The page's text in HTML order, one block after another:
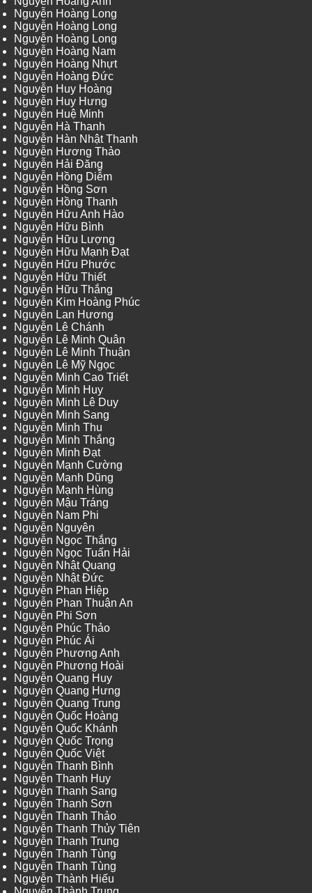
Nguyễn Hoàng Long
Nguyễn Hoàng Long
Nguyễn Hoàng Long
Nguyễn Hoàng Nam
Nguyễn Hoàng Nhựt
Nguyễn Hoàng Đức
Nguyễn Huy Hoàng
Nguyễn Huy Hưng
Nguyễn Huệ Minh
Nguyễn Hà Thanh
Nguyễn Hàn Nhật Thanh
Nguyễn Hương Thảo
Nguyễn Hải Đăng
Nguyễn Hồng Diễm
Nguyễn Hồng Sơn
Nguyễn Hồng Thanh
Nguyễn Hữu Anh Hào
Nguyễn Hữu Bình
Nguyễn Hữu Lượng
Nguyễn Hữu Mạnh Đạt
Nguyễn Hữu Phước
Nguyễn Hữu Thiết
Nguyễn Hữu Thắng
Nguyễn Kim Hoàng Phúc
Nguyễn Lan Hương
Nguyễn Lê Chánh
Nguyễn Lê Minh Quân
Nguyễn Lê Minh Thuận
Nguyễn Lê Mỹ Ngọc
Nguyễn Minh Cao Triết
Nguyễn Minh Huy
Nguyễn Minh Lê Duy
Nguyễn Minh Sang
Nguyễn Minh Thu
Nguyễn Minh Thắng
Nguyễn Minh Đạt
Nguyễn Mạnh Cường
Nguyễn Mạnh Dũng
Nguyễn Mạnh Hùng
Nguyễn Mậu Tráng
Nguyễn Nam Phi
Nguyễn Nguyên
Nguyễn Ngọc Thắng
Nguyễn Ngọc Tuấn Hải
Nguyễn Nhật Quang
Nguyễn Nhật Đức
Nguyễn Phan Hiệp
Nguyễn Phan Thuận An
Nguyễn Phi Sơn
Nguyễn Phúc Thảo
Nguyễn Phúc Ái
Nguyễn Phương Anh
Nguyễn Phương Hoài
Nguyễn Quang Huy
Nguyễn Quang Hưng
Nguyễn Quang Trung
Nguyễn Quốc Hoàng
Nguyễn Quốc Khánh
Nguyễn Quốc Trọng
Nguyễn Quốc Việt
Nguyễn Thanh Bình
Nguyễn Thanh Huy
Nguyễn Thanh Sang
Nguyễn Thanh Sơn
Nguyễn Thanh Thảo
Nguyễn Thanh Thủy Tiên
Nguyễn Thanh Trung
Nguyễn Thanh Tùng
Nguyễn Thanh Tùng
Nguyễn Thành Hiếu